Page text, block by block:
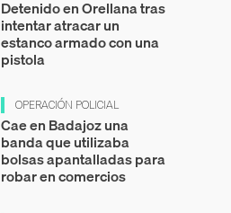
Detenido en Orellana tras
intentar atracar un
estanco armado con una
pistola
OPERACIÓN POLICIAL
Cae en Badajoz una
banda que utilizaba
bolsas apantalladas para
robar en comercios